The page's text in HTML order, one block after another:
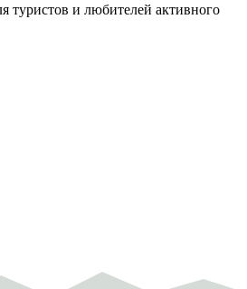
туристов и любителей активного